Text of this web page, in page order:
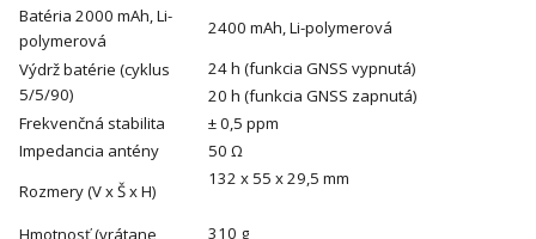
Batéria 2000 mAh, Li-
polymerová
2400 mAh, Li-polymerová
Výdrž batérie (cyklus
5/5/90)
24 h (funkcia GNSS vypnutá)
20 h (funkcia GNSS zapnutá)
Frekvenčná stabilita
± 0,5 ppm
Impedancia antény
50 Ω
Rozmery (V x Š x H)
132 x 55 x 29,5 mm
Hmotnosť (vrátane
310 g